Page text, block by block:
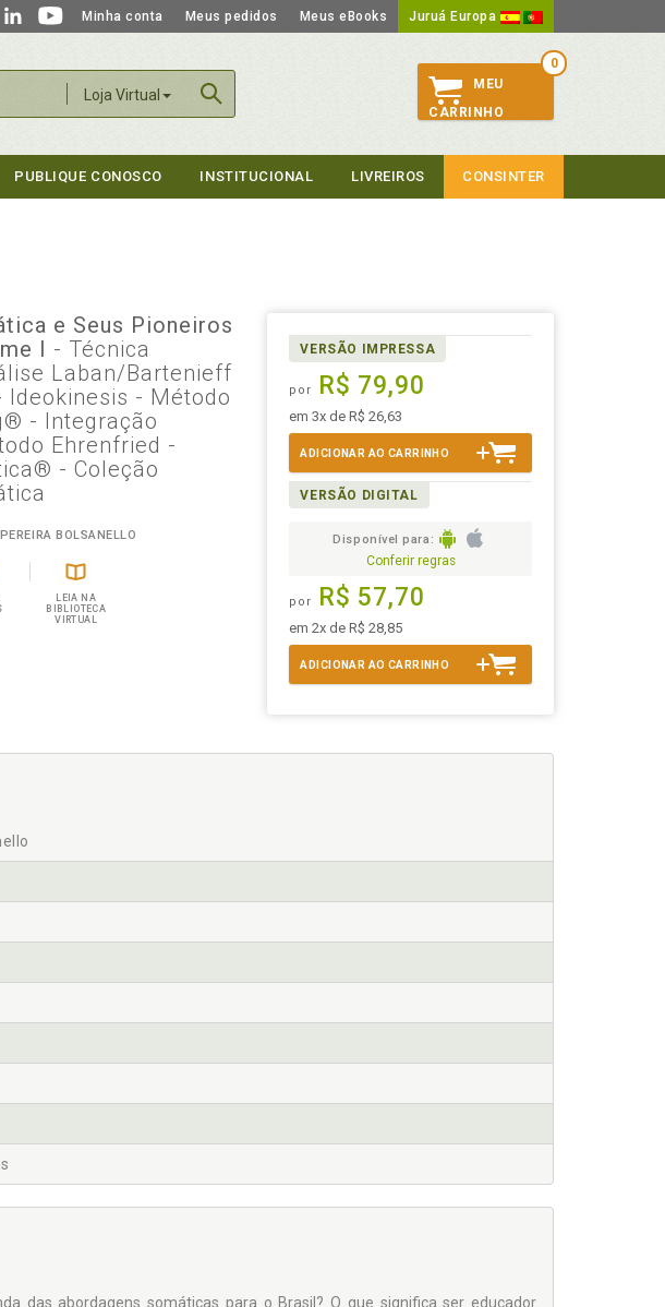
Minha conta Meus pedidos Meus eBooks Juruá Europa
Loja Virtual
0
MEU
CARRINHO
PUBLIQUE CONOSCO INSTITUCIONAL LIVREIROS CONSINTER
e Seus Pioneiros
I - Técnica
Laban/Bartenieff
Ideokinesis - Método
- Integração
Ehrenfried -
- Coleção
BOLSANELLO
LEIA NA
BIBLIOTECA
VIRTUAL
VERSÃO IMPRESSA
por R$ 79,90
em 3x de R$ 26,63
ADICIONAR AO CARRINHO
VERSÃO DIGITAL
Disponível para:
Conferir regras
por R$ 57,70
em 2x de R$ 28,85
ADICIONAR AO CARRINHO
das abordagens somáticas para o Brasil? O que significa ser educador